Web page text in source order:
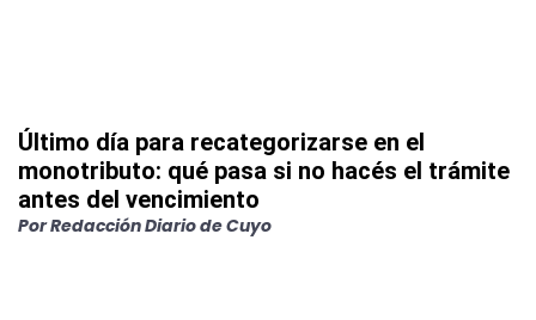
Último día para recategorizarse en el
monotributo: qué pasa si no hacés el trámite
antes del vencimiento
PorRedacción Diario de Cuyo